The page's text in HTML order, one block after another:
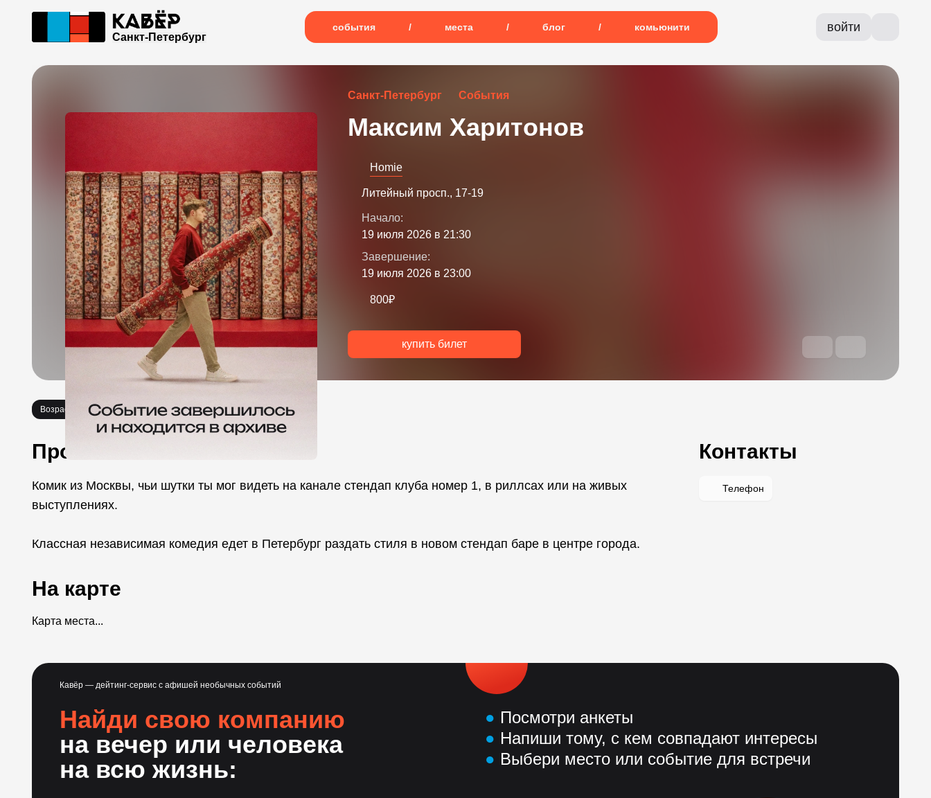
Санкт-Петербург
события / места / блог / комьюнити войти
Санкт-Петербург События
Максим Харитонов
купить билет
Homie
Литейный просп., 17-19
Начало:
19 июля 2026 в 21:30
Завершение:
19 июля 2026 в 23:00
800₽
Возраст 18+ Стендап
Про событие
Комик из Москвы, чьи шутки ты мог видеть на канале стендап клуба номер 1, в риллсах или на живых
выступлениях.
Классная независимая комедия едет в Петербург раздать стиля в новом стендап баре в центре города.
Контакты
Телефон
На карте
Карта места...
Кавёр — дейтинг-сервис с афишей необычных событий
Найди свою компанию
на вечер или человека
на всю жизнь:
● Посмотри анкеты
● Напиши тому, с кем совпадают интересы
● Выбери место или событие для встречи